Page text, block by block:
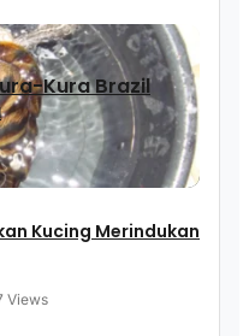
Kura Brazil
Kucing Merindukan
Views